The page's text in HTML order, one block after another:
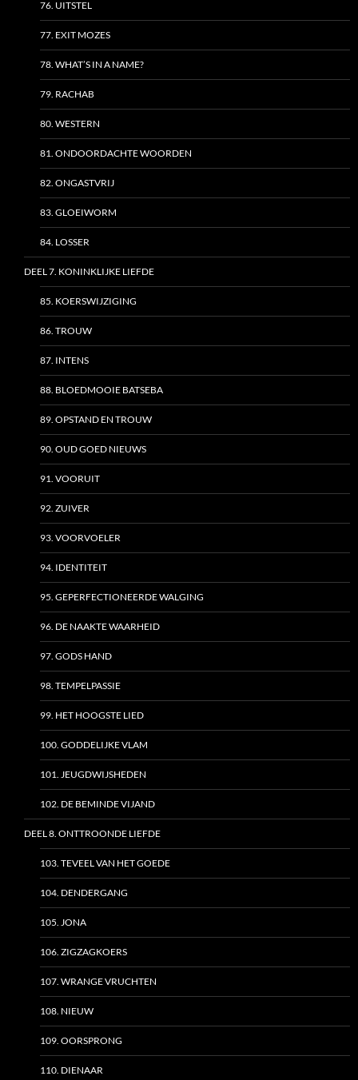
76. UITSTEL
77. EXIT MOZES
78. WHAT’S IN A NAME?
79. RACHAB
80. WESTERN
81. ONDOORDACHTE WOORDEN
82. ONGASTVRIJ
83. GLOEIWORM
84. LOSSER
DEEL 7. KONINKLIJKE LIEFDE
85. KOERSWIJZIGING
86. TROUW
87. INTENS
88. BLOEDMOOIE BATSEBA
89. OPSTAND EN TROUW
90. OUD GOED NIEUWS
91. VOORUIT
92. ZUIVER
93. VOORVOELER
94. IDENTITEIT
95. GEPERFECTIONEERDE WALGING
96. DE NAAKTE WAARHEID
97. GODS HAND
98. TEMPELPASSIE
99. HET HOOGSTE LIED
100. GODDELIJKE VLAM
101. JEUGDWIJSHEDEN
102. DE BEMINDE VIJAND
DEEL 8. ONTTROONDE LIEFDE
103. TEVEEL VAN HET GOEDE
104. DENDERGANG
105. JONA
106. ZIGZAGKOERS
107. WRANGE VRUCHTEN
108. NIEUW
109. OORSPRONG
110. DIENAAR